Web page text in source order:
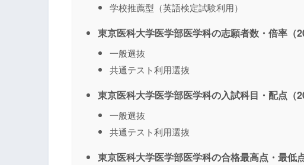
学校推薦型（英語検定試験利用）
東京医科大学医学部医学科の志願者数・倍率（
一般選抜
共通テスト利用選抜
東京医科大学医学部医学科の入試科目・配点（
一般選抜
共通テスト利用選抜
東京医科大学医学部医学科の合格最高点・最低